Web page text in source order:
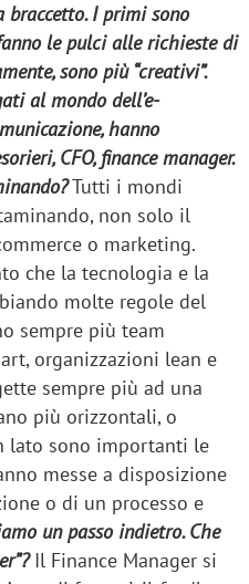
I primi sono
le pulci alle richieste di
sono più “creativi”.
al mondo dell’e-
hanno
CFO, finance manager.
Tutti i mondi
non solo il
o marketing.
che la tecnologia e la
molte regole del
sempre più team
organizzazioni lean e
sempre più ad una
più orizzontali, o
lato sono importanti le
messe a disposizione
o di un processo e
un passo indietro. Che
Il Finance Manager si